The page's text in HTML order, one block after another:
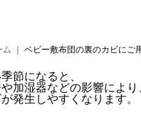
ム ベビー敷布団の裏のカビにご
節になると、
加湿器などの影響により
発生しやすくなります。